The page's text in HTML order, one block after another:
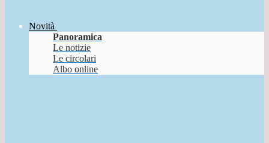
Novità
Panoramica
Le notizie
Le circolari
Albo online